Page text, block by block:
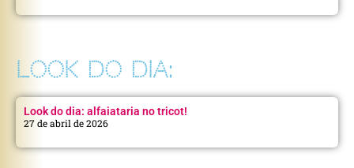
LOOK DO DIA:
Look do dia: alfaiataria no tricot!
27 de abril de 2026